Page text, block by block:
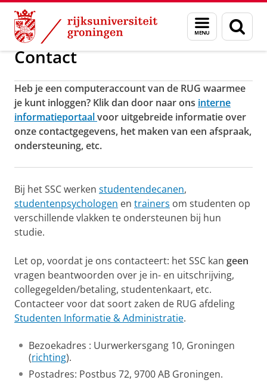
Skip
Content
Skip
Navigation
Menu
en
zoeken
Onderwijs Studenten Service Centrum
Contact
Heb je een computeraccount van de RUG waarmee
je kunt inloggen? Klik dan door naar ons interne
informatieportaalvoor uitgebreide informatie over
onze contactgegevens, het maken van een afspraak,
ondersteuning, etc.
Bij het SSC werken studentendecanen,
studentenpsychologen en trainers om studenten op
verschillende vlakken te ondersteunen bij hun
studie.
Let op, voordat je ons contacteert: het SSC kan geen
vragen beantwoorden over je in- en uitschrijving,
collegegelden/betaling, studentenkaart, etc.
Contacteer voor dat soort zaken de RUG afdeling
Studenten Informatie & Administratie.
Bezoekadres : Uurwerkersgang 10, Groningen
(richting).
Postadres: Postbus 72, 9700 AB Groningen.